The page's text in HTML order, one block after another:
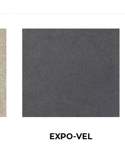
EXPO-VEL